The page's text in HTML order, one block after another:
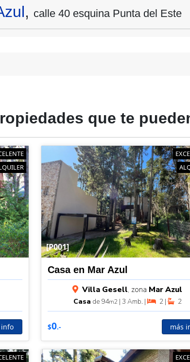
, calle 40 esquina Punta del Este
que te
info
[P001]
Casa en Mar Azul
Villa Gesell, zona Mar Azul
Casa de 94m2 | 3 Amb. | 2 | 2
$0.- más